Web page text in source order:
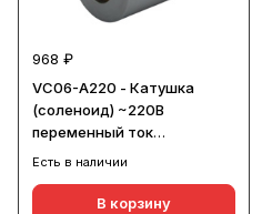
968 ₽
VC06-A220 - Катушка
(соленоид) ~220В
переменный ток
(d23xD45xH50)
Есть в наличии
В корзину